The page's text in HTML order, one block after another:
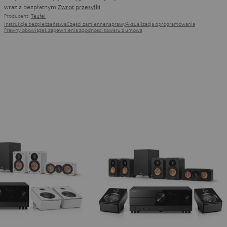
wraz z bezpłatnym Zwrot przesyłki
Producent: Teufel
Instrukcje bezpieczeństwaCzęści zamiennenaprawyAktualizacja oprogramowania
Prawny obowiązek zapewnienia zgodności towaru z umową